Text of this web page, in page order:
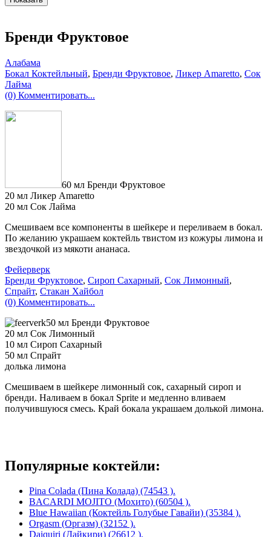
Бренди Фруктовое
Алабама
Бокал Коктейльный, Бренди Фруктовое, Ликер Amaretto, Сок
Лайма
(0) Комментировать...
60 мл Бренди Фруктовое
20 мл Ликер Amaretto
20 мл Сок Лайма
Смешиваем все компоненты в шейкере и переливаем в бокал.
По желанию украшаем коктейль твистом из кожуры лимона и
звездочкой из мякоти ананаса.
Фейерверк
Бренди Фруктовое, Сироп Сахарный, Сок Лимонный,
Спрайт, Стакан Хайбол
(0) Комментировать...
50 мл Бренди Фруктовое
20 мл Сок Лимонный
10 мл Сироп Сахарный
50 мл Спрайт
долька лимона
Смешиваем в шейкере лимонный сок, сахарный сироп и
бренди. Наливаем в бокал Sprite и медленно вливаем
получившуюся смесь. Край бокала украшаем долькой лимона.
Популярные коктейли:
Pina Colada (Пина Колада) (74543 ).
BACARDI MOJITO (Мохито) (60504 ).
Blue Hawaiian (Коктейль Голубые Гавайи) (35384 ).
Orgasm (Оргазм) (32152 ).
Daiquiri (Дайкири) (26612 ).